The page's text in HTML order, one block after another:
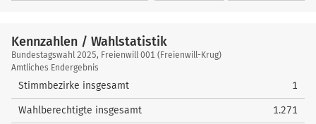
Kennzahlen / Wahlstatistik
Kennzahlen
/
Wahlstatistik
Bundestagswahl 2025, Freienwill 001 (Freienwill-Krug)
Amtliches Endergebnis
Stimmbezirke insgesamt 1
Wahlberechtigte insgesamt 1.271